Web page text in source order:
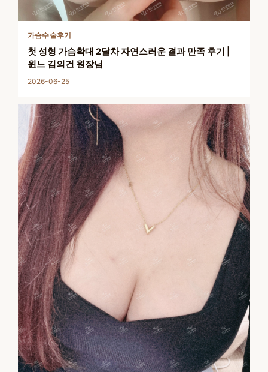
가슴수술후기
첫 성형 가슴확대 2달차 자연스러운 결과 만족 후기 |
윈느 김의건 원장님
2026-06-25